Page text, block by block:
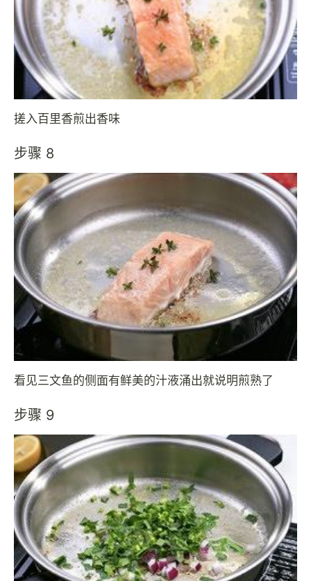
搓入百里香煎出香味
步骤 8
看见三文鱼的侧面有鲜美的汁液涌出就说明煎熟了
步骤 9